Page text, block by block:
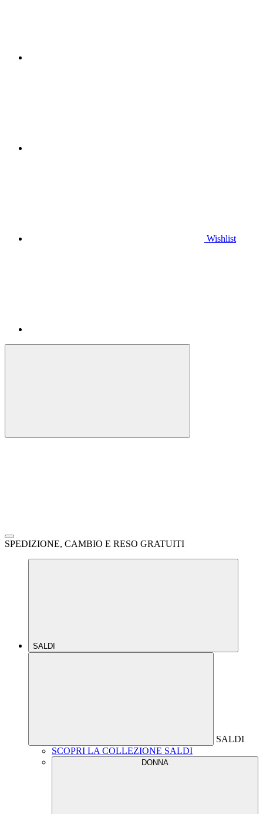
Wishlist
SPEDIZIONE, CAMBIO E RESO GRATUITI
SALDI
SALDI
SCOPRI LA COLLEZIONE SALDI
DONNA